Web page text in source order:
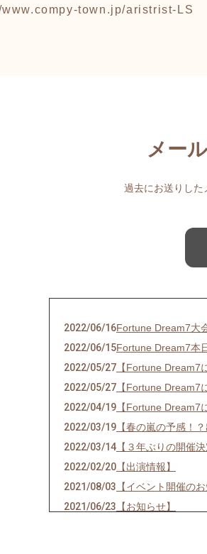
www.compy-town.jp/aristrist-LS
メー
過去にお送りした
2022/06/16Fortune Dream7大
2022/06/15Fortune Dream7本
2022/05/27 【Fortune Dream7
2022/05/27 【Fortune Dream7
2022/04/19 【Fortune Dream7
2022/03/19 【春の嵐の予感！
2022/03/14 【３年ぶりの開催決
2022/02/20 【出演情報】
2021/08/03 【イベント開催のお
2021/06/23 【お知らせ】